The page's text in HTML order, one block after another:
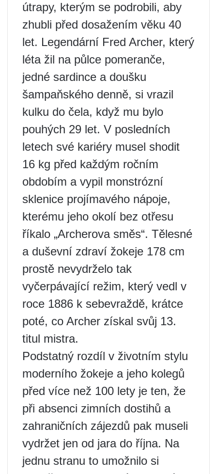
útrapy, kterým se podrobili, aby
zhubli před dosažením věku 40
let. Legendární Fred Archer, který
léta žil na půlce pomeranče,
jedné sardince a doušku
šampaňského denně, si vrazil
kulku do čela, když mu bylo
pouhých 29 let. V posledních
letech své kariéry musel shodit
16 kg před každým ročním
obdobím a vypil monstrózní
sklenice projímavého nápoje,
kterému jeho okolí bez otřesu
říkalo „Archerova směs“. Tělesné
a duševní zdraví žokeje 178 cm
prostě nevydrželo tak
vyčerpávající režim, který vedl v
roce 1886 k sebevraždě, krátce
poté, co Archer získal svůj 13.
titul mistra.
Podstatný rozdíl v životním stylu
moderního žokeje a jeho kolegů
před více než 100 lety je ten, že
při absenci zimních dostihů a
zahraničních zájezdů pak museli
vydržet jen od jara do října. Na
jednu stranu to umožnilo si